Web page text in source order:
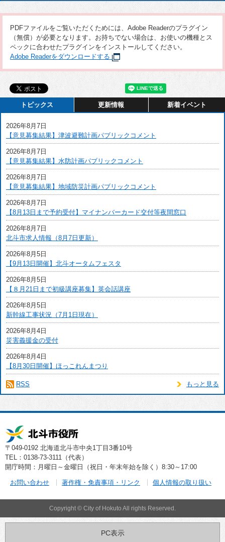
PDFファイルをご覧いただくためには、Adobe Readerのプラグイン
（無償）が必要となります。お持ちでない場合は、お使いの機種とス
ペックに合わせたプラグインをインストールしてください。
Adobe Readerをダウンロードする
トピックス 更新情報 新着イベント
2026年8月7日
【意見募集結果】津波避難計画パブリックコメント
2026年8月7日
【意見募集結果】水防計画パブリックコメント
2026年8月7日
【意見募集結果】地域防災計画パブリックコメント
2026年8月7日
【8月13日まで予約受付】マイナンバーカード交付等夜間窓口
2026年8月7日
北斗市求人情報（8月7日更新）
2026年8月5日
【9月13日開催】北斗オータムフェスタ
2026年8月5日
【８月21日まで初級講座募集】英会話講座
2026年8月5日
新幹線工事状況（7月1日現在）
2026年8月4日
災害義援金の受付
2026年8月4日
【8月30日開催】ほっこれんまつり
もっと見る
RSS
〒049-0192 北海道北斗市中央1丁目3番10号
TEL：0138-73-3111（代表）
開庁時間：月曜日～金曜日（祝日・年末年始を除く）8:30～17:00
お問い合わせ 著作権・免責事項・リンク 個人情報の取り扱い
Copyright © City of Hokuto All rights Reserved.
PC表示